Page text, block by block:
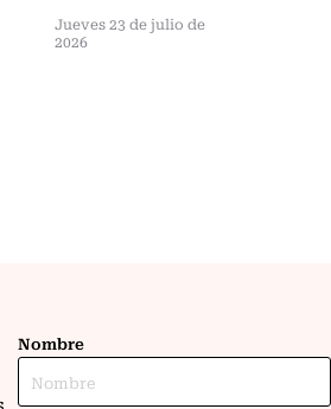
Jueves 23 de julio de
2026